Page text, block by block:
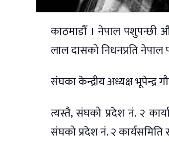
काठमाडौँ । नेपाल पशुपन्छी
लाल दासको निधनप्रति नेपाल
संघका केन्द्रीय अध्यक्ष भूपेन्द्र
त्यस्तै, संघको प्रदेश नं. २
संघको प्रदेश नं. २ कार्यसमिति